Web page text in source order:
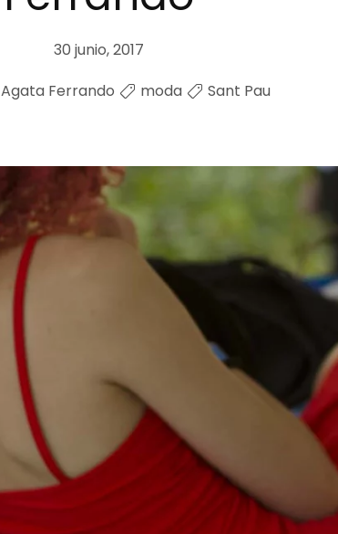
30 junio, 2017
Agata Ferrando moda Sant Pau